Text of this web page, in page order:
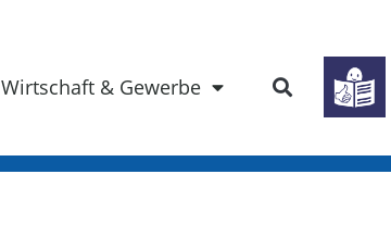
Wirtschaft & Gewerbe